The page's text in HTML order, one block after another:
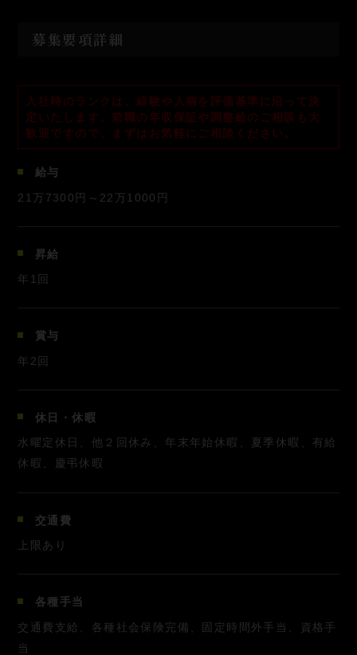
募集要項詳細
入社時のランクは、経験や人柄を評価基準に沿って決
定いたします。 前職の年収保証や調整給のご相談も大
歓迎ですので、まずはお気軽にご相談ください。
給与
21万7300円～22万1000円
昇給
年1回
賞与
年2回
休日・休暇
水曜定休日、他２回休み、年末年始休暇、夏季休暇、有給
休暇、慶弔休暇
交通費
上限あり
各種手当
交通費支給、各種社会保険完備、固定時間外手当、資格手
当